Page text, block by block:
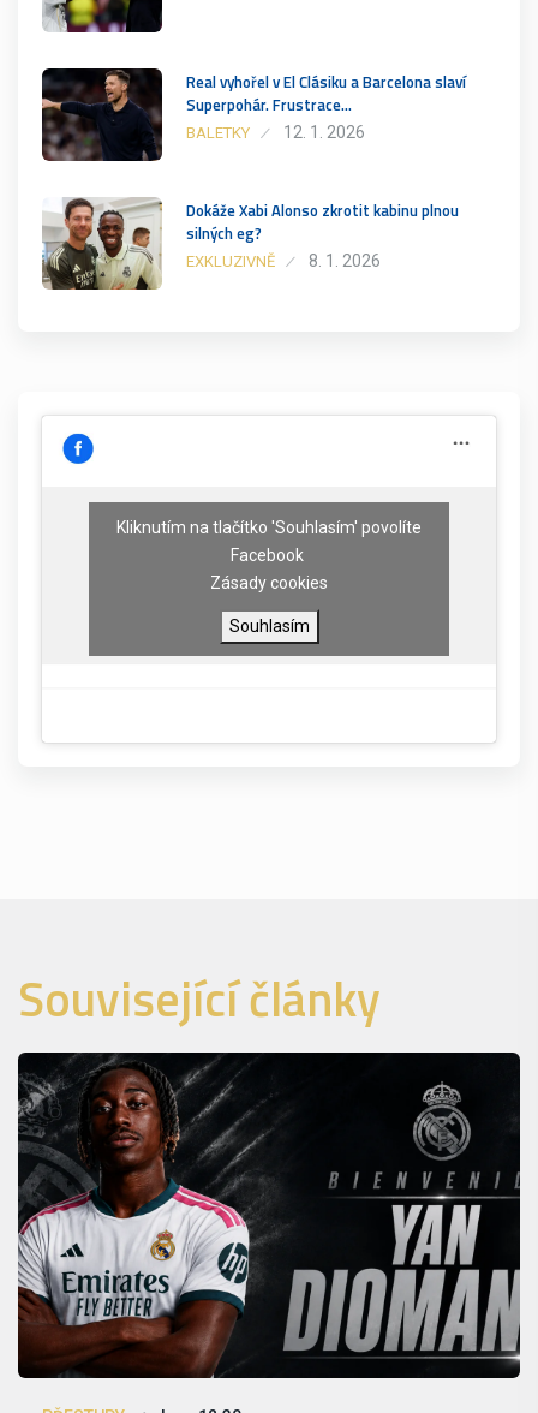
Real vyhořel v El Clásiku a Barcelona slaví
Superpohár. Frustrace…
BALETKY 12. 1. 2026
Dokáže Xabi Alonso zkrotit kabinu plnou
silných eg?
EXKLUZIVNĚ 8. 1. 2026
Kliknutím na tlačítko 'Souhlasím' povolíte
Facebook
Zásady cookies
Souhlasím
Související články